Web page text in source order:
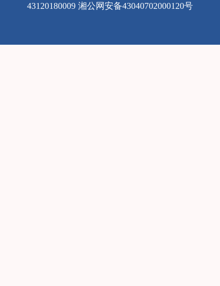
43120180009 湘公网安备43040702000120号